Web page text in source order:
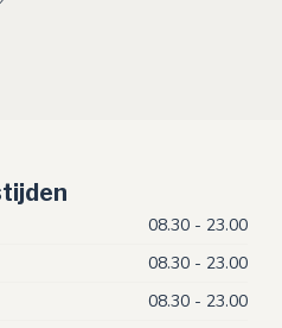
08.30 - 23.00
08.30 - 23.00
08.30 - 23.00